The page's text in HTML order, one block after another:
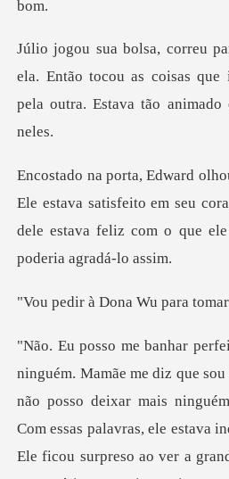
la. Então tocou as coisas que
pela
va satisfeito em seu
dele estava fel
a Wu para